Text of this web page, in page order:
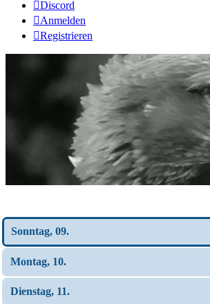
Discord
Anmelden
Registrieren
Sonntag, 09.
Montag, 10.
Dienstag, 11.